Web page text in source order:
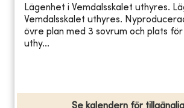
Lägenhet i Vemdalsskalet uthyres.
Vemdalsskalet uthyres.
övre plan med 3 sovrum och plats
uthy...
Se kalendern för